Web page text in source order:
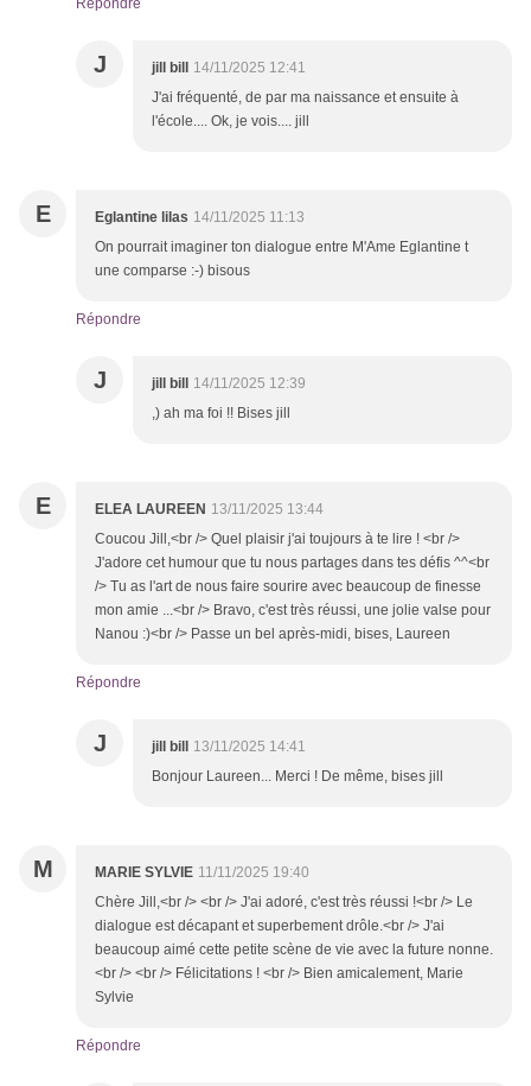
Répondre
J jill bill
14/11/2025 12:41
J'ai fréquenté, de par ma naissance et ensuite à
l'école.... Ok, je vois.... jill
E Eglantine lilas 14/11/2025 11:13
On pourrait imaginer ton dialogue entre M'Ame Eglantine t
une comparse :-) bisous
Répondre
J jill bill
14/11/2025 12:39
,) ah ma foi !! Bises jill
E ELEA LAUREEN 13/11/2025 13:44
Coucou Jill,<br /> Quel plaisir j'ai toujours à te lire ! <br />
J'adore cet humour que tu nous partages dans tes défis ^^<br
/> Tu as l'art de nous faire sourire avec beaucoup de finesse
mon amie ...<br /> Bravo, c'est très réussi, une jolie valse pour
Nanou :)<br /> Passe un bel après-midi, bises, Laureen
Répondre
J jill bill
13/11/2025 14:41
Bonjour Laureen... Merci ! De même, bises jill
M MARIE SYLVIE 11/11/2025 19:40
Chère Jill,<br /> <br /> J'ai adoré, c'est très réussi !<br /> Le
dialogue est décapant et superbement drôle.<br /> J'ai
beaucoup aimé cette petite scène de vie avec la future nonne.
<br /> <br /> Félicitations ! <br /> Bien amicalement, Marie
Sylvie
Répondre